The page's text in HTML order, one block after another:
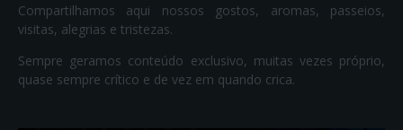
Compartilhamos aqui nossos gostos, aromas, passeios,
visitas, alegrias e tristezas.
Sempre geramos conteúdo exclusivo, muitas vezes próprio,
quase sempre crítico e de vez em quando crica.